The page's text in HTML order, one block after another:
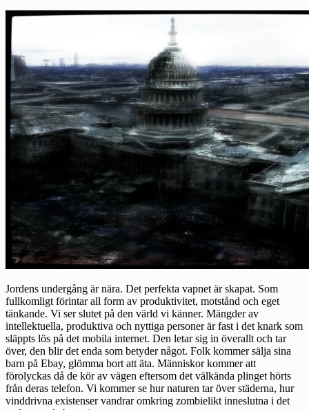
Jordens undergång är nära. Det perfekta vapnet är skapat. Som
fullkomligt förintar all form av produktivitet, motstånd och eget
tänkande. Vi ser slutet på den värld vi känner. Mängder av
intellektuella, produktiva och nyttiga personer är fast i det knark som
släppts lös på det mobila internet. Den letar sig in överallt och tar
över, den blir det enda som betyder något. Folk kommer sälja sina
barn på Ebay, glömma bort att äta. Människor kommer att
förolyckas då de kör av vägen eftersom det välkända plinget hörts
från deras telefon. Vi kommer se hur naturen tar över städerna, hur
vinddrivna existenser vandrar omkring zombielikt inneslutna i det